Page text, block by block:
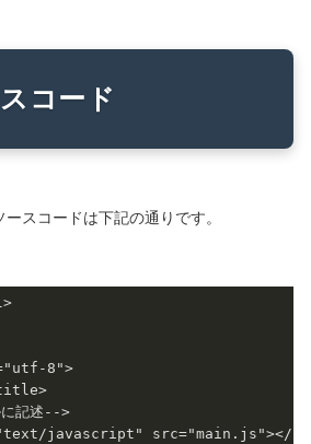
コード
スコードは下記の通りです。
8">
記述-->
javascript" src="main.js"></